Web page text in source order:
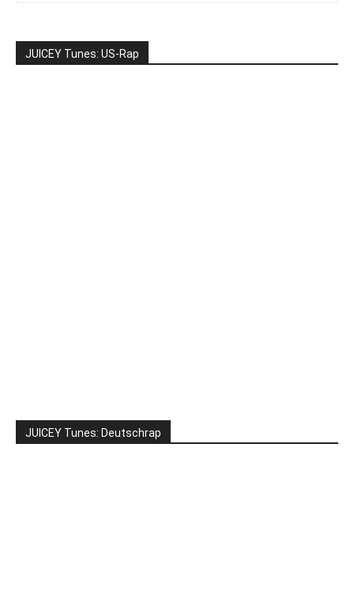
JUICEY Tunes: US-Rap
JUICEY Tunes: Deutschrap